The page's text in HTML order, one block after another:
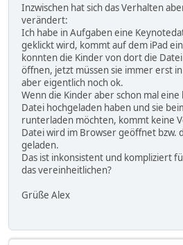
Inzwischen hat sich das Verhalten
verändert:
Ich habe in Aufgaben eine
geklickt wird, kommt auf dem iPad
konnten die Kinder von dort die
öffnen, jetzt müssen sie immer erst
aber eigentlich noch ok.
Wenn die Kinder aber schon mal
Datei hochgeladen haben und sie
runterladen möchten, kommt keine
Datei wird im Browser geöffnet bzw.
geladen.
Das ist inkonsistent und kompliziert
das vereinheitlichen?
Grüße Alex